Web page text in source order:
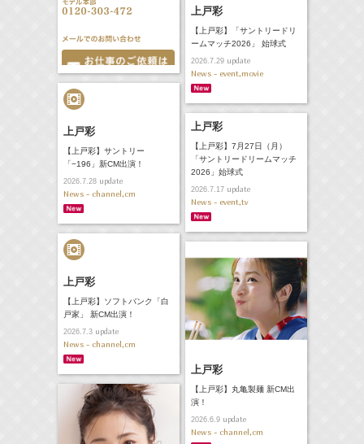
上戸彩
【上戸彩】「サントリードリ
ームマッチ2026」 始球式
2026.7.29update
News - event,movie
上戸彩
【上戸彩】サントリー
「−196」新CM出演！
2026.7.28update
News - channel,cm
上戸彩
【上戸彩】7月27日（月）
「サントリードリームマッチ
2026」始球式
2026.7.17update
News - event,tv
上戸彩
【上戸彩】ソフトバンク「白
戸家」 新CM出演！
2026.7.3update
News - channel,cm
上戸彩
【上戸彩】丸亀製麺 新CM出
演！
2026.6.9update
News - channel,cm